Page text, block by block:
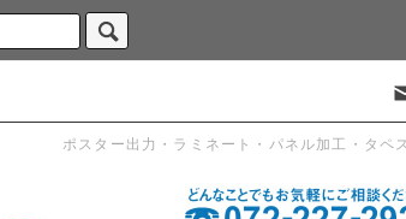
ポスター出力・ラミネート・パネル加工・タペ